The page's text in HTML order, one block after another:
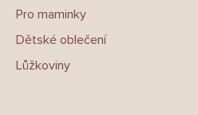
Pro maminky
Dětské oblečení
Lůžkoviny